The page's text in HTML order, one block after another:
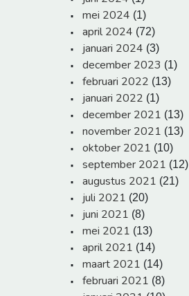
mei 2024 (1)
april 2024 (72)
januari 2024 (3)
december 2023 (1)
februari 2022 (13)
januari 2022 (1)
december 2021 (13)
november 2021 (13)
oktober 2021 (10)
september 2021 (12)
augustus 2021 (21)
juli 2021 (20)
juni 2021 (8)
mei 2021 (13)
april 2021 (14)
maart 2021 (14)
februari 2021 (8)